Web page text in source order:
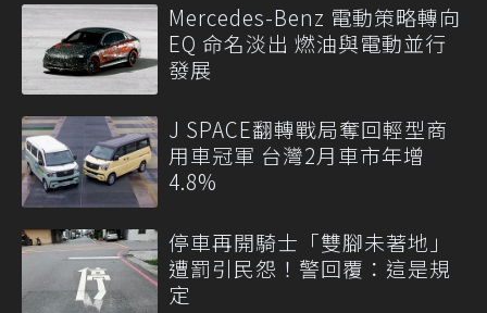
Mercedes-Benz 電動策略轉向
EQ 命名淡出 燃油與電動並行
發展
J SPACE翻轉戰局奪回輕型商
用車冠軍 台灣2月車市年增
4.8%
停車再開騎士「雙腳未著地」
遭罰引民怨！警回覆：這是規
定